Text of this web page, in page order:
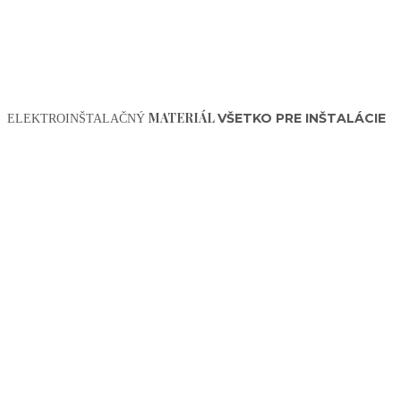
ELEKTROINŠTALAČNÝ MATERIÁLVŠETKO PRE INŠTALÁCIE